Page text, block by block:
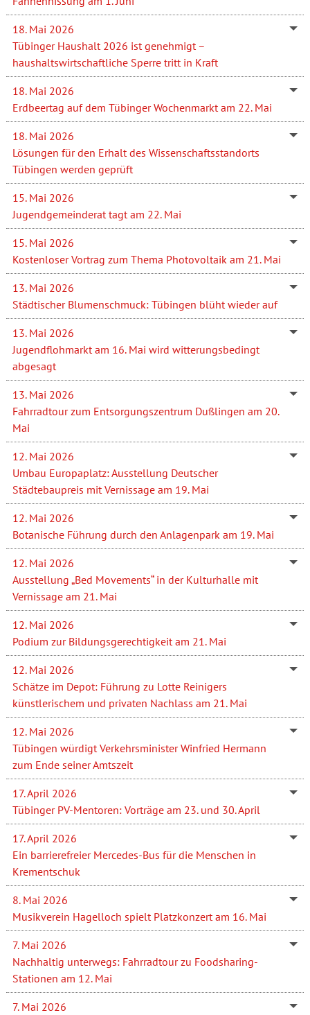
18. Mai 2026
Tübinger Haushalt 2026 ist genehmigt –
haushaltswirtschaftliche Sperre tritt in Kraft
18. Mai 2026
Erdbeertag auf dem Tübinger Wochenmarkt am 22. Mai
18. Mai 2026
Lösungen für den Erhalt des Wissenschaftsstandorts
Tübingen werden geprüft
15. Mai 2026
Jugendgemeinderat tagt am 22. Mai
15. Mai 2026
Kostenloser Vortrag zum Thema Photovoltaik am 21. Mai
13. Mai 2026
Städtischer Blumenschmuck: Tübingen blüht wieder auf
13. Mai 2026
Jugendflohmarkt am 16. Mai wird witterungsbedingt
abgesagt
13. Mai 2026
Fahrradtour zum Entsorgungszentrum Dußlingen am 20.
Mai
12. Mai 2026
Umbau Europaplatz: Ausstellung Deutscher
Städtebaupreis mit Vernissage am 19. Mai
12. Mai 2026
Botanische Führung durch den Anlagenpark am 19. Mai
12. Mai 2026
Ausstellung „Bed Movements“ in der Kulturhalle mit
Vernissage am 21. Mai
12. Mai 2026
Podium zur Bildungsgerechtigkeit am 21. Mai
12. Mai 2026
Schätze im Depot: Führung zu Lotte Reinigers
künstlerischem und privaten Nachlass am 21. Mai
12. Mai 2026
Tübingen würdigt Verkehrsminister Winfried Hermann
zum Ende seiner Amtszeit
17. April 2026
Tübinger PV-Mentoren: Vorträge am 23. und 30. April
17. April 2026
Ein barrierefreier Mercedes-Bus für die Menschen in
Krementschuk
8. Mai 2026
Musikverein Hagelloch spielt Platzkonzert am 16. Mai
7. Mai 2026
Nachhaltig unterwegs: Fahrradtour zu Foodsharing-
Stationen am 12. Mai
7. Mai 2026